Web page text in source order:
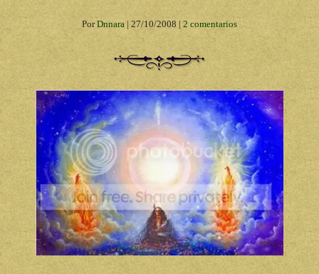
PorDnnara | 27/10/2008 | 2 comentarios